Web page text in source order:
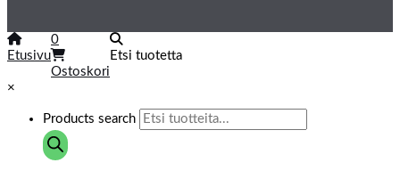
Etusivu
0
Ostoskori
Etsi tuotetta
×
Products search